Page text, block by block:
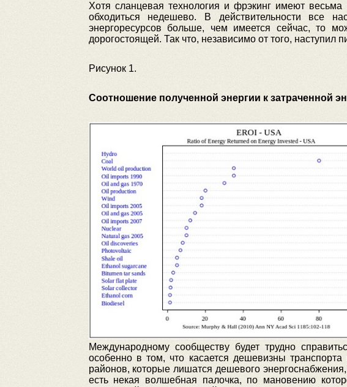
Хотя сланцевая технология и фрэкинг имеют
обходиться недешево. В действительности все
энергоресурсов больше, чем имеется сейчас, то
дорогостоящей. Так что, независимо от того,
Рисунок 1.
Соотношение полученной энергии к затраченной
Международному сообществу будет трудно
особенно в том, что касается дешевизны
районов, которые лишатся дешевого
есть некая волшебная палочка, по мановению